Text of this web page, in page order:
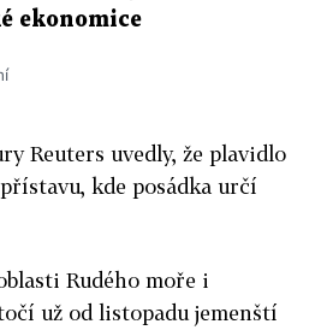
ekonomice
Reuters uvedly, že plavidlo
kde posádka určí
Rudého moře i
už od listopadu jemenští